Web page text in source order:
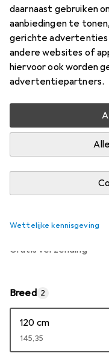
daarnaast gebruiken
aanbiedingen te
gerichte advertenties
andere websites of
hiervoor ook worden
advertentiepartners.
Wettelijke kennisgeving
Prijs in EUR inclusief
17
Waarderingscijfers
Levering tussen
Meer dan 10 stuk
Laat me weten
gratis verzending
Breed 2
120 cm
EUR
145,35